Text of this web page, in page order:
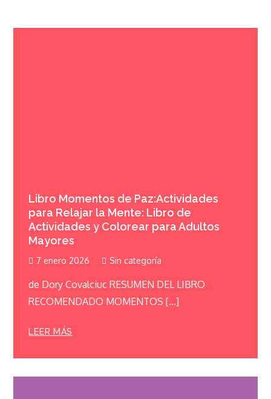
Libro Momentos de Paz:Actividades
para Relajar la Mente: Libro de
Actividades y Colorear para Adultos
Mayores
7 enero 2026 Sin categoría
de Dory Covalciuc RESUMEN DEL LIBRO
RECOMENDADO MOMENTOS […]
LEER MÁS